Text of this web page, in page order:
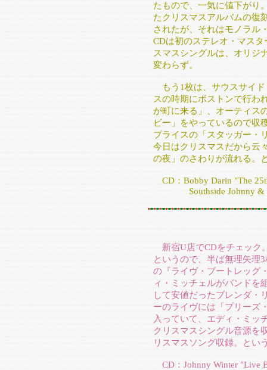
たもので、一気に値下がり
たクリスマスアルバムの復
されたが、それはモノラル
CDは初のステレオ・マス
スマスシングルは、オリジ
変わらず。
もう1枚は、サウスサイド
スの時期にボストンで行わ
が町に来る」、オーティス
ビー」をやっているので収
プライスの「スタッガー・
今日はクリスマスだから云
の夜」のさわりが流れる
CD：Bobby Darin "The
Southside Johnny &
新宿U店でCDをチェック
というので、半ば無理矢理
の『ライヴ・ブートレッグ
ィ・ミッチェルがバンドを
して安値だったブレンダ・
ーのライヴには「プリーズ
入っていて、エディ・ミッ
クリスマスシングル音源を
リスマスソング収録。とい
CD：Johnny Winter "Live